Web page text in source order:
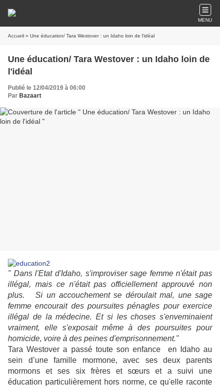
MENU
Accueil » Une éducation/ Tara Westover : un Idaho loin de l'idéal
Une éducation/ Tara Westover : un Idaho loin de
l'idéal
Publié le 12/04/2019 à 06:00
Par Bazaart
" Dans l'Etat d'Idaho, s'improviser sage femme n'était pas
illégal, mais ce n'était pas officiellement approuvé non
plus. Si un accouchement se déroulait mal, une sage
femme encourait des poursuites pénagles pour exercice
illégal de la médecine. Et si les choses s'enveminaient
vraiment, elle s'exposait même à des poursuites pour
homicide, voire à des peines d'emprisonnement."
Tara Westover a passé toute son enfance en Idaho au
sein d’une famille mormone, avec ses deux parents
mormons et ses six frères et sœurs et a suivi une
éducation particulièrement hors norme, ce qu'elle raconte